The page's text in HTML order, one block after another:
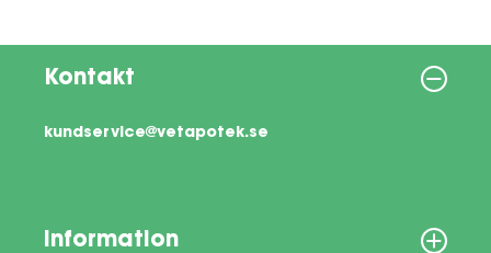
Kontakt
kundservice@vetapotek.se
Information